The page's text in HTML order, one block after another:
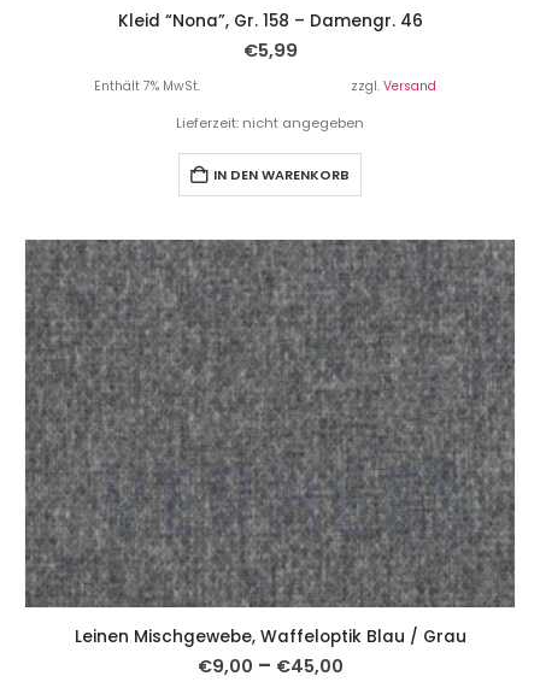
Kleid “Nona”, Gr. 158 – Damengr. 46
€5,99
Enthält 7% MwSt. zzgl. Versand
Lieferzeit: nicht angegeben
IN DEN WARENKORB
Leinen Mischgewebe, Waffeloptik Blau / Grau
€9,00 – €45,00